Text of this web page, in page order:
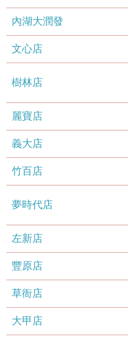
內湖大潤發
文心店
樹林店
麗寶店
義大店
竹百店
夢時代店
左新店
豐原店
草衙店
大甲店